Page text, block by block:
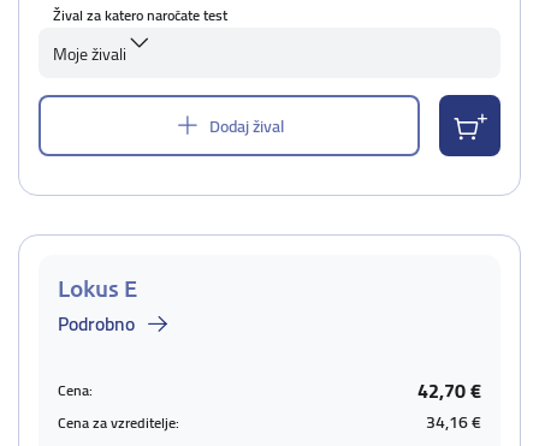
Žival za katero naročate test
Moje živali
Dodaj žival
Lokus E
Podrobno
Cena: 42,70 €
Cena za vzreditelje: 34,16 €